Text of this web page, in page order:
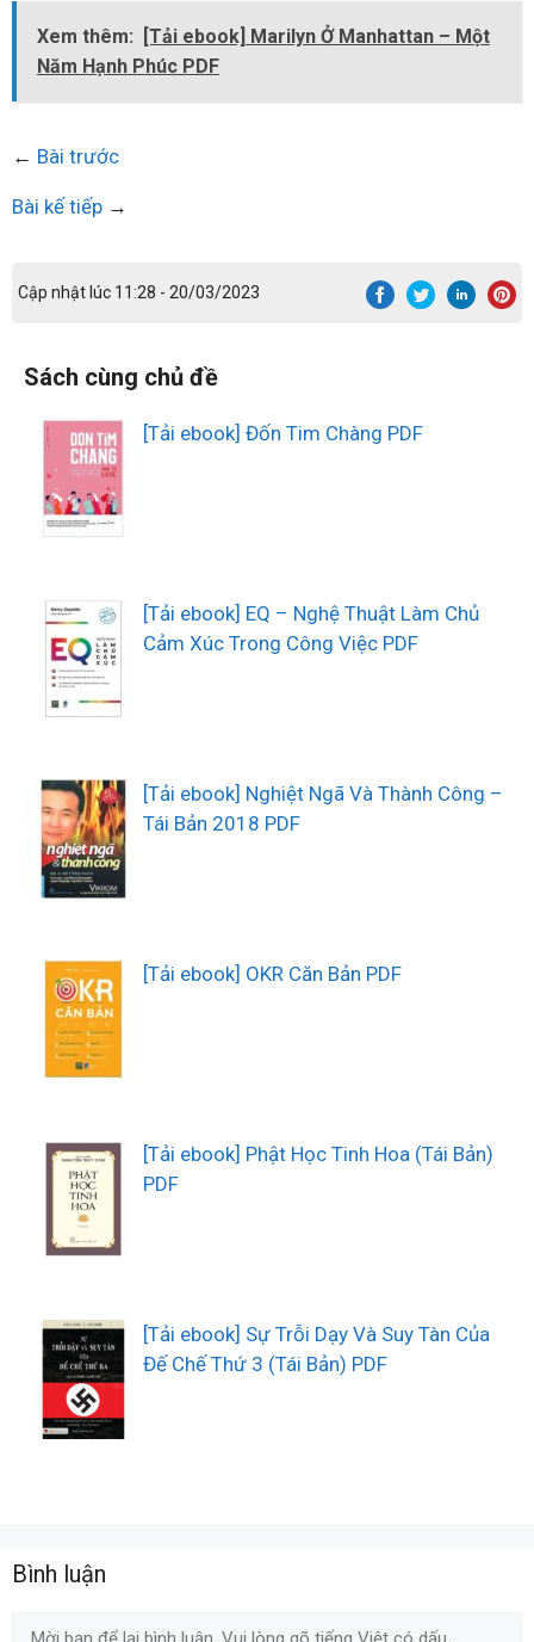
Xem thêm:
[Tải ebook] Marilyn Ở Manhattan – Một
Năm Hạnh Phúc PDF
← Bài trước
Bài kế tiếp →
Cập nhật lúc 11:28 - 20/03/2023
Sách cùng chủ đề
[Tải ebook] Đốn Tim Chàng PDF
[Tải ebook] EQ – Nghệ Thuật Làm Chủ
Cảm Xúc Trong Công Việc PDF
[Tải ebook] Nghiệt Ngã Và Thành Công –
Tái Bản 2018 PDF
[Tải ebook] OKR Căn Bản PDF
[Tải ebook] Phật Học Tinh Hoa (Tái Bản)
PDF
[Tải ebook] Sự Trỗi Dạy Và Suy Tàn Của
Đế Chế Thứ 3 (Tái Bản) PDF
Bình luận
Comment